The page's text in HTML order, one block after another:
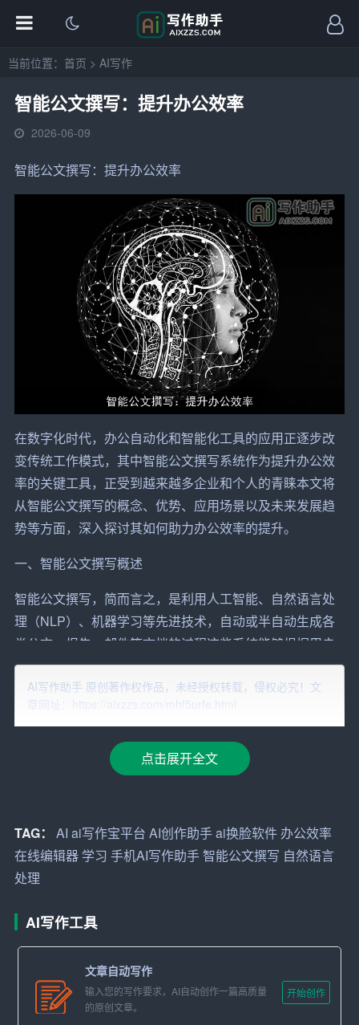
当前位置： 首页 > AI写作
智能公文撰写：提升办公效率
2026-06-09
智能公文撰写：提升办公效率
在数字化时代，办公自动化和智能化工具的应用正逐步改
变传统工作模式，其中智能公文撰写系统作为提升办公效
率的关键工具，正受到越来越多企业和个人的青睐本文将
从智能公文撰写的概念、优势、应用场景以及未来发展趋
势等方面，深入探讨其如何助力办公效率的提升。
一、智能公文撰写概述
智能公文撰写，简而言之，是利用人工智能、 自然语言处
理 （NLP）、机器学习等先进技术，自动或半自动生成各
类公文、报告、邮件等文档的过程这些系统能够根据用户
输入的关键词、需求或初步草稿，结合预存的模板、语法
规则、行业术语库等资源，快速生成逻辑清晰、语言规范
的文件内容，大大节省了人工撰写的时间，提高了工作效
二、智能公文撰写的优势
将更多精力投入到需要创造力和深度思考的工作中
2. 质量保证：通过预定义的格式和语法检查，确保文档的
专业性和准确性，减少人为错误
3. 节约资源：减少纸张和打印消耗，符合环保趋势，同时
也降低了企业的运营成本
4. 灵活定制：支持多种模板选择，适应不同行业和企业的
特定需求，如法律合同、商业提案、政策文件等
AI写作助手 原创著作权作品，未经授权转载，侵权必究！文
章网址：https://aixzzs.com/mhf5urfe.html
点击展开全文
TAG： AI ai写作宝平台 AI创作助手ai换脸软件 办公效率
在线编辑器 学习 手机AI写作助手智能公文撰写 自然语言
处理
AI写作工具
文章自动写作
输入您的写作要求，AI自动创作一篇高质量
的原创文章。
开始创作